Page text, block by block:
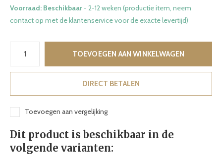
Voorraad: Beschikbaar - 2-12 weken (productie item, neem
contact op met de klantenservice voor de exacte levertijd)
TOEVOEGEN AAN WINKELWAGEN
DIRECT BETALEN
Toevoegen aan vergelijking
Dit product is beschikbaar in de
volgende varianten: